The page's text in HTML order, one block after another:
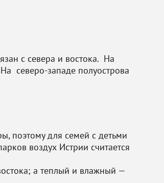
с севера и востока. На
северо-западе полуострова
поэтому для семей с детьми
воздух Истрии считается
а теплый и влажный —